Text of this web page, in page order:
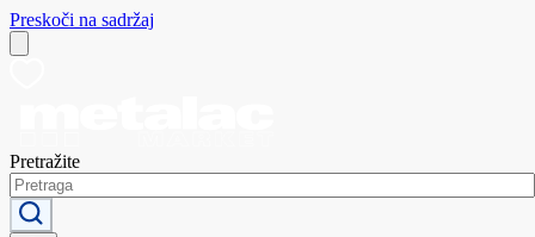
Preskoči na sadržaj
Pretražite